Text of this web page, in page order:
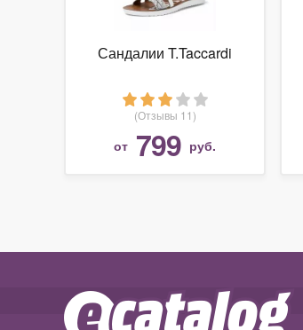
Сандалии T.Taccardi
(Отзывы 11)
от 799 руб.